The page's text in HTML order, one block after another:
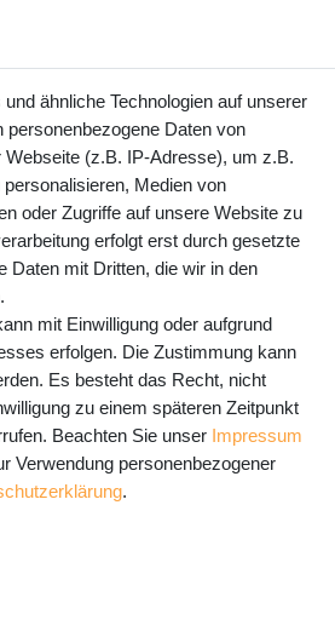
460 400
MwSt. und zzgl. Service- und
- Keine Angebote
verpassen!
dass ich die
Einwilligung kann ich jederzeit
ähnliche Technologien auf unserer
personenbezogene Daten von
(z.B. IP-Adresse), um z.B.
Medien von
oder Zugriffe auf unsere Website zu
erfolgt erst durch gesetzte
Daten mit Dritten, die wir in den
mit Einwilligung oder aufgrund
erfolgen. Die Zustimmung kann
Es besteht das Recht, nicht
zu einem späteren Zeitpunkt
Beachten Sie unser Impressum
Verwendung personenbezogener
.